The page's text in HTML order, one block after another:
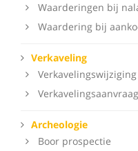
Waarderingen bij
Waardering bij
Verkaveling
Verkavelingswijziging
Verkavelingsaanvraag
Archeologie
Boor prospectie